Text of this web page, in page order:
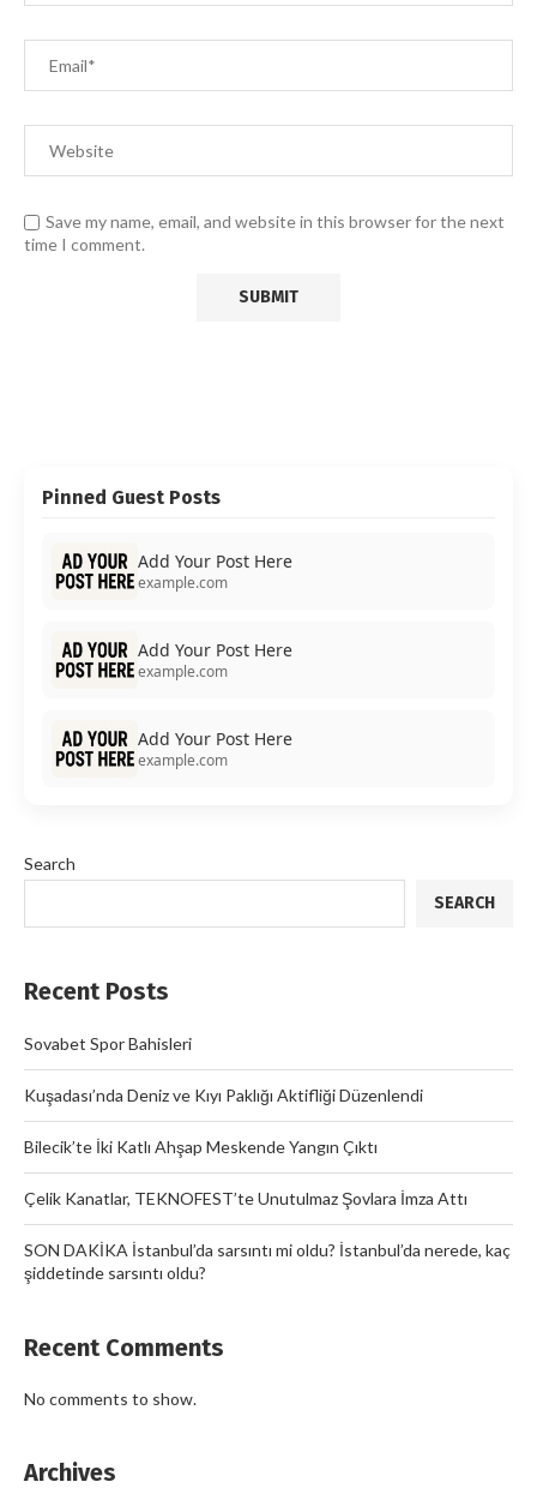
Save my name, email, and website in this browser for the next
time I comment.
Pinned Guest Posts
Add Your Post Here
example.com
Add Your Post Here
example.com
Add Your Post Here
example.com
Search
SEARCH
Recent Posts
Sovabet Spor Bahisleri
Kuşadası’nda Deniz ve Kıyı Paklığı Aktifliği Düzenlendi
Bilecik’te İki Katlı Ahşap Meskende Yangın Çıktı
Çelik Kanatlar, TEKNOFEST’te Unutulmaz Şovlara İmza Attı
SON DAKİKA İstanbul’da sarsıntı mi oldu? İstanbul’da nerede, kaç
şiddetinde sarsıntı oldu?
Recent Comments
No comments to show.
Archives